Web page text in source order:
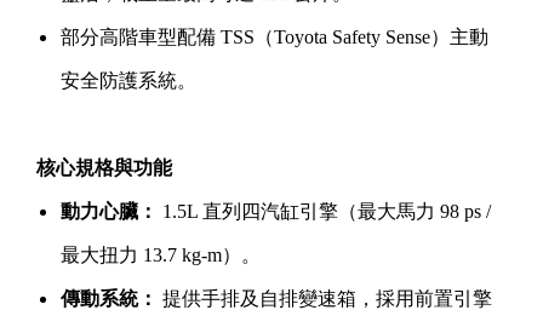
部分高階車型配備 TSS（Toyota Safety Sense）主動
安全防護系統。
核心規格與功能
動力心臟： 1.5L 直列四汽缸引擎（最大馬力 98 ps /
最大扭力 13.7 kg-m）。
傳動系統： 提供手排及自排變速箱，採用前置引擎